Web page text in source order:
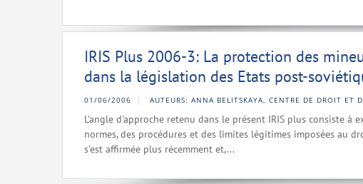
IRIS Plus 2006-3: La protection des
dans la législation des Etats post-
01/06/2006 AUTEURS: ANNA BELITSKAYA, CENTRE DE DROIT ET
L'angle d'approche retenu dans le présent IRIS plus consiste à
normes, des procédures et des limites légitimes imposées au
s'est affirmée plus récemment et,...